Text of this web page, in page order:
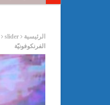
الرئيسية slider
الفرنكوفونيّة